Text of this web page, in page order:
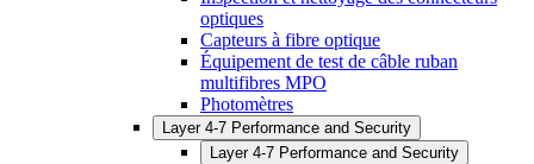
optiques
Capteurs à fibre optique
Équipement de test de câble ruban
multifibres MPO
Photomètres
Layer 4-7 Performance and Security
Layer 4-7 Performance and Security